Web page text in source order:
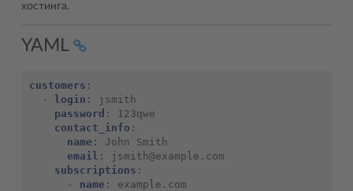
хостинга.
YAML
customers :
-
login :
jsmith
password :
123qwe
contact_info :
name :
John Smith
email :
jsmith@example.com
subscriptions :
-
name :
example.com